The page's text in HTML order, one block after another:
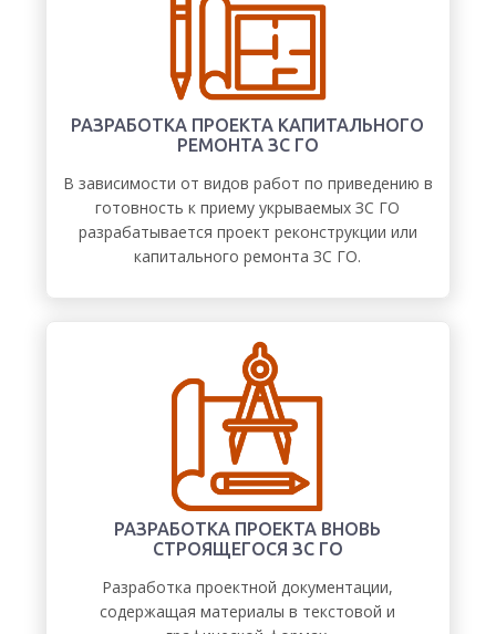
РАЗРАБОТКА ПРОЕКТА КАПИТАЛЬНОГО
РЕМОНТА ЗС ГО
В зависимости от видов работ по приведению в
готовность к приему укрываемых ЗС ГО
разрабатывается проект реконструкции или
капитального ремонта ЗС ГО.
РАЗРАБОТКА ПРОЕКТА ВНОВЬ
СТРОЯЩЕГОСЯ ЗС ГО
Разработка проектной документации,
содержащая материалы в текстовой и